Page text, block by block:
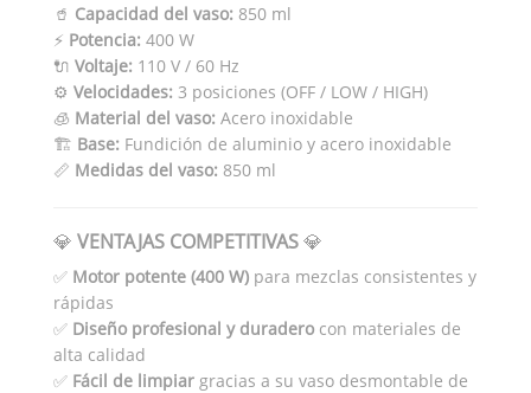
🥤 Capacidad del vaso: 850 ml
⚡ Potencia: 400 W
🔌 Voltaje: 110 V / 60 Hz
⚙️ Velocidades: 3 posiciones (OFF / LOW / HIGH)
🧊 Material del vaso: Acero inoxidable
🏗️ Base: Fundición de aluminio y acero inoxidable
📏 Medidas del vaso: 850 ml
💎 VENTAJAS COMPETITIVAS💎
✅ Motor potente (400 W) para mezclas consistentes y
rápidas
✅ Diseño profesional y duradero con materiales de
alta calidad
✅ Fácil de limpiar gracias a su vaso desmontable de